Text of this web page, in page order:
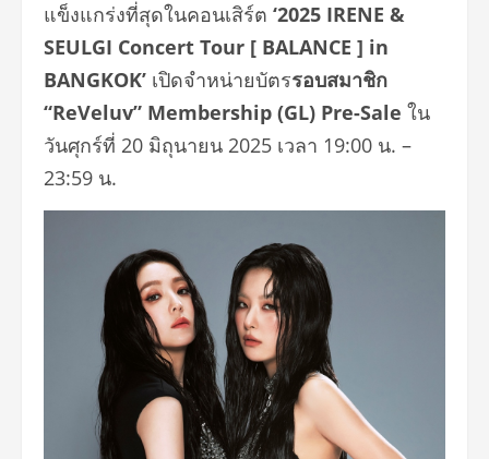
แข็งแกร่งที่สุดในคอนเสิร์ต ‘2025 IRENE &
SEULGI Concert Tour [ BALANCE ] in
BANGKOK’ เปิดจำหน่ายบัตรรอบสมาชิก
“ReVeluv” Membership (GL) Pre-Sale ใน
วันศุกร์ที่ 20 มิถุนายน 2025 เวลา 19:00 น. –
23:59 น.